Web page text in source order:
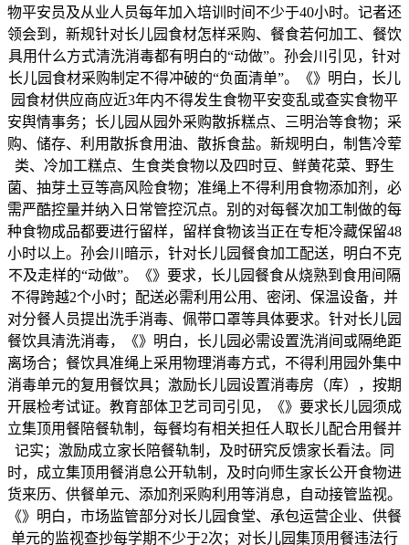
物平安员及从业人员每年加入培训时间不少于40小时。记者还
领会到，新规针对长儿园食材怎样采购、餐食若何加工、餐饮
具用什么方式清洗消毒都有明白的“动做”。孙会川引见，针对
长儿园食材采购制定不得冲破的“负面清单”。《》明白，长儿
园食材供应商应近3年内不得发生食物平安变乱或查实食物平
安舆情事务；长儿园从园外采购散拆糕点、三明治等食物；采
购、储存、利用散拆食用油、散拆食盐。新规明白，制售冷荤
类、冷加工糕点、生食类食物以及四时豆、鲜黄花菜、野生
菌、抽芽土豆等高风险食物；准绳上不得利用食物添加剂，必
需严酷控量并纳入日常管控沉点。别的对每餐次加工制做的每
种食物成品都要进行留样，留样食物该当正在专柜冷藏保留48
小时以上。孙会川暗示，针对长儿园餐食加工配送，明白不克
不及走样的“动做”。《》要求，长儿园餐食从烧熟到食用间隔
不得跨越2个小时；配送必需利用公用、密闭、保温设备，并
对分餐人员提出洗手消毒、佩带口罩等具体要求。针对长儿园
餐饮具清洗消毒，《》明白，长儿园必需设置洗消间或隔绝距
离场合；餐饮具准绳上采用物理消毒方式，不得利用园外集中
消毒单元的复用餐饮具；激励长儿园设置消毒房（库），按期
开展检考试证。教育部体卫艺司司引见，《》要求长儿园须成
立集顶用餐陪餐轨制，每餐均有相关担任人取长儿配合用餐并
记实；激励成立家长陪餐轨制，及时研究反馈家长看法。同
时，成立集顶用餐消息公开轨制，及时向师生家长公开食物进
货来历、供餐单元、添加剂采购利用等消息，自动接管监视。
《》明白，市场监管部分对长儿园食堂、承包运营企业、供餐
单元的监视查抄每学期不少于2次；对长儿园集顶用餐违法行